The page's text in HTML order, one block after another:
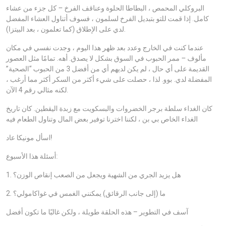
البروكلي المحمص ، البطاطا الحلوة وعناقف الفرخ – كل جزء من عشاء
كامل. إذا قمت للتو بتبديل الفرخ لسلمون ، فسوف أتناول العشاء المفضل
عندما كنت في الخارج وعدد بعد ظهر هذا اليوم ، وجدت نفسي في مكان
مألوف – ممر الحبوب في السوق بشكل لا يصدق. أهه. تمامًا مثل العصور
القديمة على أي حال ، لم يكن لديهم أي من أفضل 3 من الحبوب “الصحية”
المفضلة لدي. بوو. لذا ، حصلت على شيء أكثر من السكر أكثر مما أرغب ،
كان الغداء سلطة برجر الخضروات والبسكويت مع زبدة اليقطين. كان تاريخ
الغداء الخاص بي بن ، لكننا اخترنا توفير بعض المال وتناول الطعام فيه
اسأل مونيكا عاد!
أسئلة هذا الأسبوع:
1. هل يزيد الجري من الشهية ويجعل من الصعب إنقاص الوزن؟
2. ما (إلى جانب الرقائق) يمكنني الغمس في غواكامولي؟
آسف في التطوير – هذه الحلقة طويلة ، ولكن غالبًا ما تكون أفضل